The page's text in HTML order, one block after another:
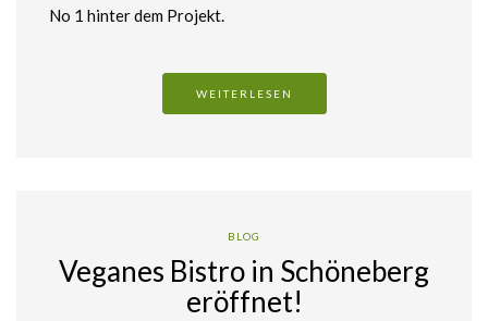
No 1 hinter dem Projekt.
WEITERLESEN
BLOG
Veganes Bistro in Schöneberg
eröffnet!